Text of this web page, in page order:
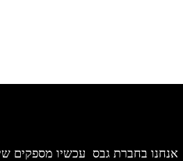
אנחנו בחברת גבס עכשיו מספקים